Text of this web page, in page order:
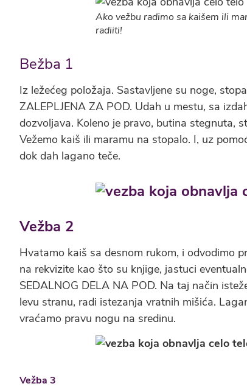
Ako vežbu radimo sa kaišem ili
radiiti!
Bežba 1
Iz ležećeg položaja. Sastavljene su noge,
ZALEPLJENA ZA POD. Udah u mestu, sa
dozvoljava. Koleno je pravo, butina stegnuta,
Vežemo kaiš ili maramu na stopalo. I, uz
dok dah lagano teče.
Vežba 2
Hvatamo kaiš sa desnom rukom, i odvodimo
na rekvizite kao što su knjige, jastuci
SEDALNOG DELA NA POD. Na taj način
levu stranu, radi istezanja vratnih mišića.
vraćamo pravu nogu na sredinu.
Vežba 3